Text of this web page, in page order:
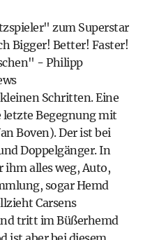
zum Superstar
Bigger! Better! Faster!
- Philipp
Schritten. Eine
letzte Begegnung mit
Boven). Der ist bei
Doppelgänger. In
ihm alles weg, Auto,
sogar Hemd
Carsens
tritt im Büßerhemd